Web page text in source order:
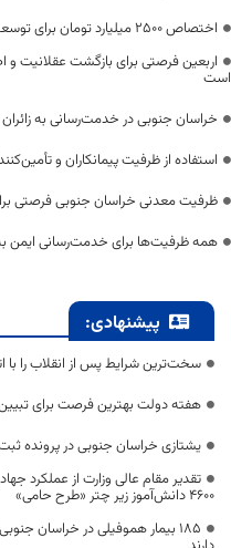
اختصاص 2500 میلیارد تومان برای توسعه راه‌های دوبانده خراسان جنوبی
اربعین فرصتی برای بازگشت
است
خراسان جنوبی در خدمت‌رسانی به
استفاده از ظرفیت پیمانکاران و
ظرفیت معدنی خراسان جنوبی فرصتی
همه ظرفیت‌ها برای خدمت‌رسانی ایمن
پیشنهادی:
سخت‌ترین شرایط پس از انقلاب را
هفته دولت بهترین فرصت برای
یشتازی خراسان جنوبی در پرونده
تقدیر مقام عالی وزارت از عملکرد
۴۶۰۰ دانش‌آموز زیر چتر «طرح حامی»
۱۸۵ بیمار هموفیلی در خراسان